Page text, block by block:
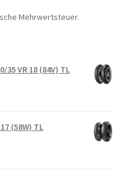
Mehrwertsteuer.
35 VR 18 (84V) TL
(58W) TL